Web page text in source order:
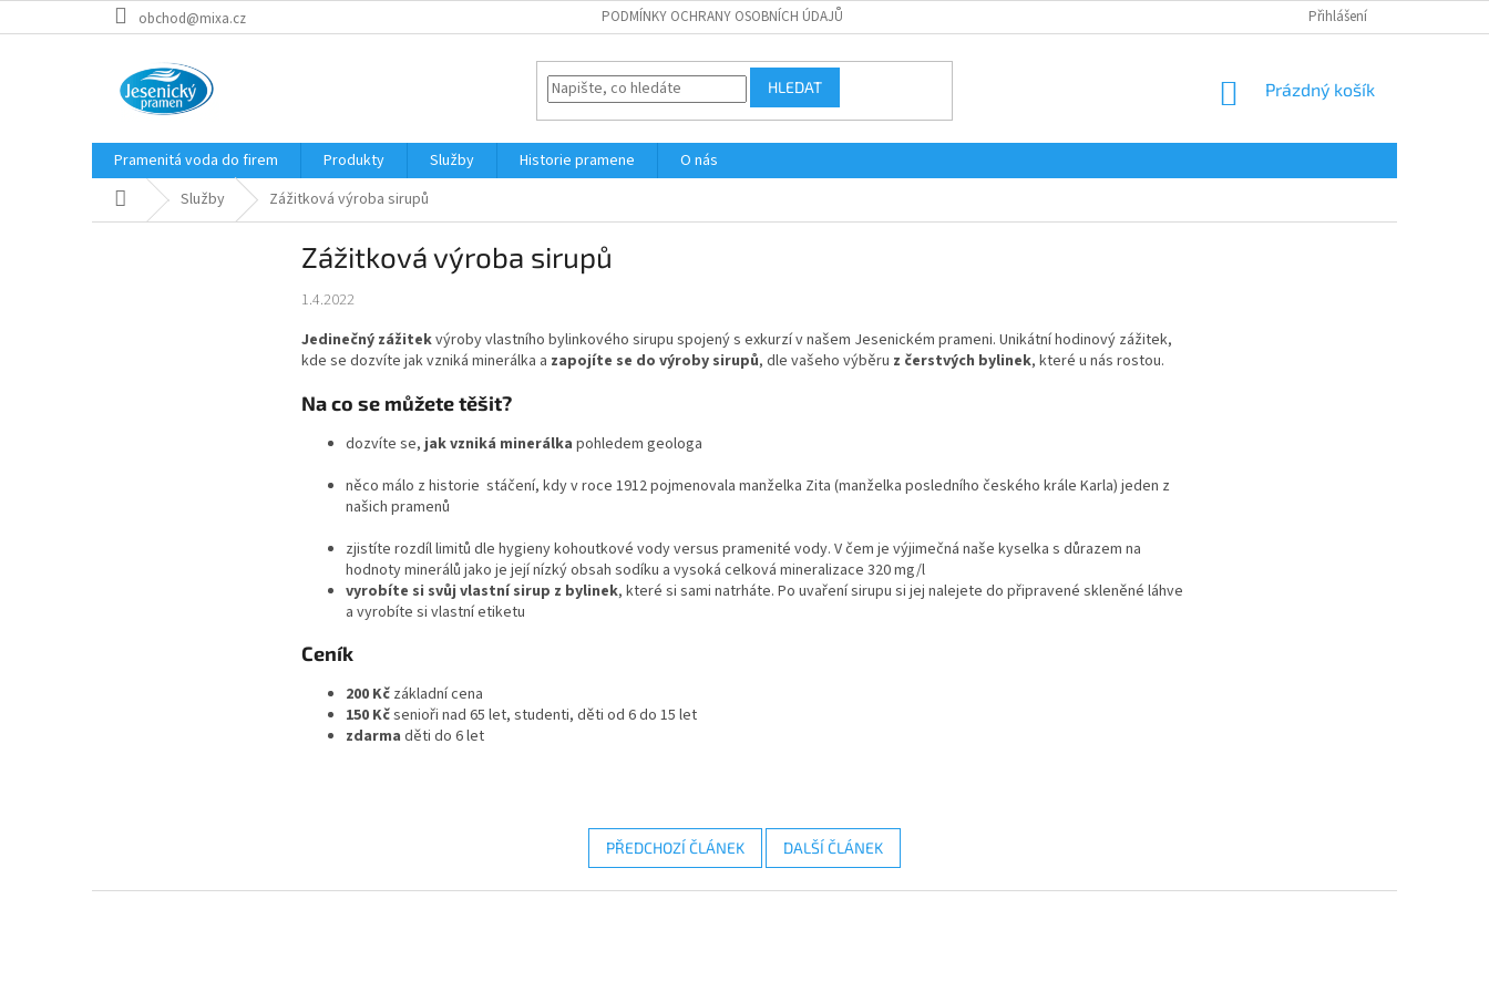
na
obchod@mixa.cz PODMÍNKY OCHRANY OSOBNÍCH ÚDAJŮ Přihlášení
HLEDAT
NÁKUPNÍ
Prázdný košík
Pramenitá voda do firem Produkty Služby Historie pramene
O nás
Domů Služby Zážitková výroba sirupů
Zážitková výroba sirupů
1.4.2022
Jedinečný zážitekvýroby vlastního bylinkového sirupu spojený s exkurzí v našem Jesenickém prameni. Unikátní hodinový zážitek,
kde se dozvíte jak vzniká minerálka a zapojíte se do výroby sirupů, dle vašeho výběru z čerstvých bylinek, které u nás rostou.
Na co se můžete těšit?
dozvíte se, jak vzniká minerálka pohledem geologa
něco málo z historie stáčení, kdy v roce 1912 pojmenovala manželka Zita (manželka posledního českého krále Karla) jeden z
našich pramenů
zjistíte rozdíl limitů dle hygieny kohoutkové vody versus pramenité vody. V čem je výjimečná naše kyselka s důrazem na
hodnoty minerálů jako je její nízký obsah sodíku a vysoká celková mineralizace 320 mg/l
vyrobíte si svůj vlastní sirup z bylinek, které si sami natrháte. Po uvaření sirupu si jej nalejete do připravené skleněné láhve
a vyrobíte si vlastní etiketu
Ceník​
200 Kč základní cena
150 Kčsenioři nad 65 let, studenti, děti od 6 do 15 let
zdarma děti do 6 let
PŘEDCHOZÍ ČLÁNEK DALŠÍ ČLÁNEK